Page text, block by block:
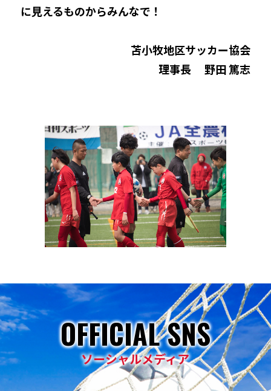
に見えるものからみんなで！
苫小牧地区サッカー協会
理事長 野田 篤志
OFFICIAL SNS
ソーシャルメディア